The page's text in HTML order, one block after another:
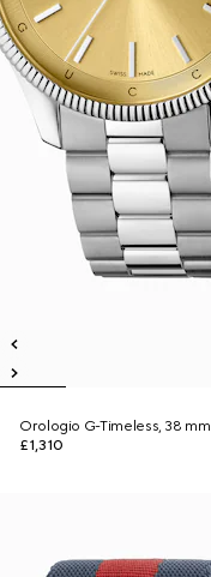
Orologio G-Timeless, 38 mm
£1,310